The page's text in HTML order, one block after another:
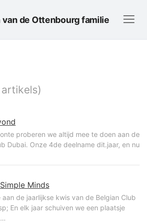
de Ottenbourg familie
proberen we altijd mee te doen aan de
Dubai. Onze 4de deelname dit.jaar, en nu
Minds
de jaarlijkse kwis van de Belgian Club
En elk jaar schuiven we een plaatsje